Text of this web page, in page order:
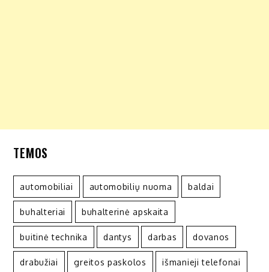
TEMOS
automobiliai automobilių nuoma baldai
buhalteriai buhalterinė apskaita
buitinė technika dantys darbas dovanos
drabužiai greitos paskolos išmanieji telefonai